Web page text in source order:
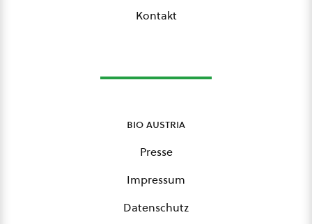
Kontakt
bio austria
Presse
Impressum
Datenschutz